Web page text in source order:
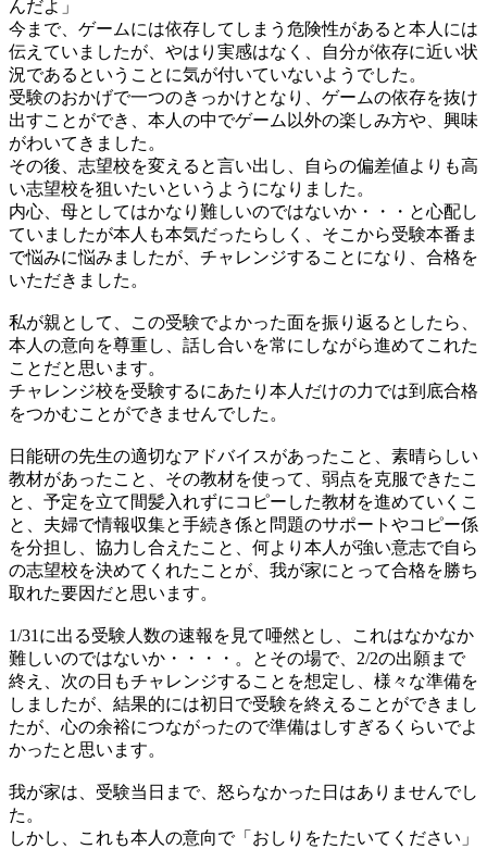
んだよ」
今まで、ゲームには依存してしまう危険性があると本人には
伝えていましたが、やはり実感はなく、自分が依存に近い状
況であるということに気が付いていないようでした。
受験のおかげで一つのきっかけとなり、ゲームの依存を抜け
出すことができ、本人の中でゲーム以外の楽しみ方や、興味
がわいてきました。
その後、志望校を変えると言い出し、自らの偏差値よりも高
い志望校を狙いたいというようになりました。
内心、母としてはかなり難しいのではないか・・・と心配し
ていましたが本人も本気だったらしく、そこから受験本番ま
で悩みに悩みましたが、チャレンジすることになり、合格を
いただきました。
私が親として、この受験でよかった面を振り返るとしたら、
本人の意向を尊重し、話し合いを常にしながら進めてこれた
ことだと思います。
チャレンジ校を受験するにあたり本人だけの力では到底合格
をつかむことができませんでした。
日能研の先生の適切なアドバイスがあったこと、素晴らしい
教材があったこと、その教材を使って、弱点を克服できたこ
と、予定を立て間髪入れずにコピーした教材を進めていくこ
と、夫婦で情報収集と手続き係と問題のサポートやコピー係
を分担し、協力し合えたこと、何より本人が強い意志で自ら
の志望校を決めてくれたことが、我が家にとって合格を勝ち
取れた要因だと思います。
1/31に出る受験人数の速報を見て唖然とし、これはなかなか
難しいのではないか・・・・。とその場で、2/2の出願まで
終え、次の日もチャレンジすることを想定し、様々な準備を
しましたが、結果的には初日で受験を終えることができまし
たが、心の余裕につながったので準備はしすぎるくらいでよ
かったと思います。
我が家は、受験当日まで、怒らなかった日はありませんでし
た。
しかし、これも本人の意向で「おしりをたたいてください」